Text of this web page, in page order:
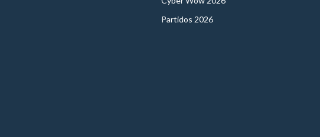
Partidos 2026